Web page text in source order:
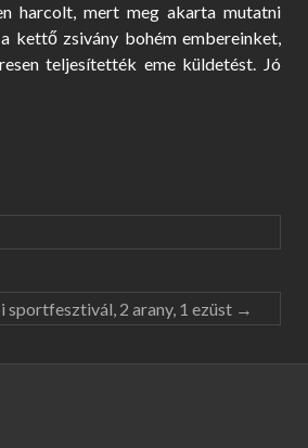
harcolt, mert meg akarta mutatni
kettő zsivány bohém embereinket,
teljesítették eme küldetést. Jó
sportfesztivál, 2 arany, 1 ezüst →